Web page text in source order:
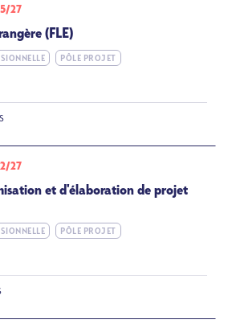
27
(FLE)
PÔLE PROJET
27
et d'élaboration de projet
PÔLE PROJET